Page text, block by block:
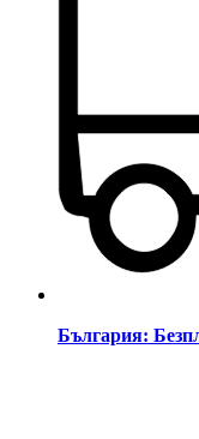
България: